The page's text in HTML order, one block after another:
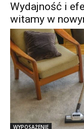
Wydajność i
witamy w
WYPOSAŻENIE